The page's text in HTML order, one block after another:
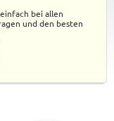
bei allen
und den besten